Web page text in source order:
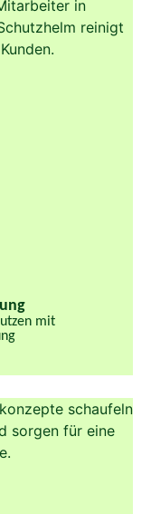
mit